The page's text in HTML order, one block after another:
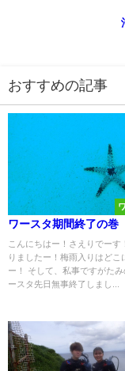
おすすめの記事
ワースタ期間終了の巻
こんにちはー！さえりでーす
りましたー！梅雨入りはどこ
ー！ そして、私事ですがた
ースタ先日無事終了しまし...